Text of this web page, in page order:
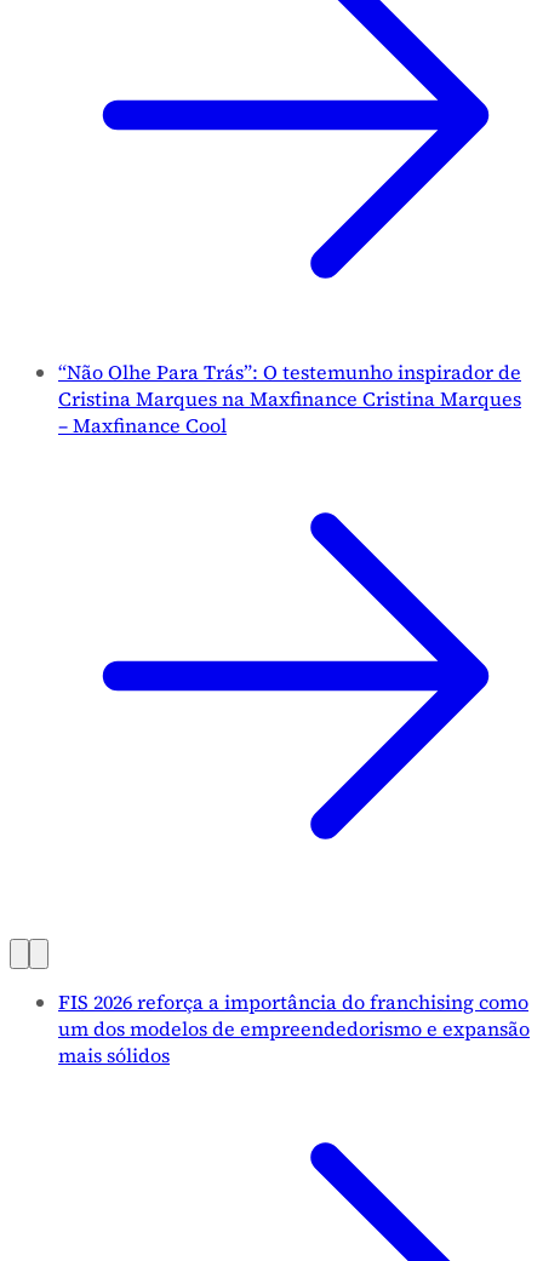
“Não Olhe Para Trás”: O testemunho inspirador de
Cristina Marques na Maxfinance Cristina Marques
– Maxfinance Cool
FIS 2026 reforça a importância do franchising como
um dos modelos de empreendedorismo e expansão
mais sólidos